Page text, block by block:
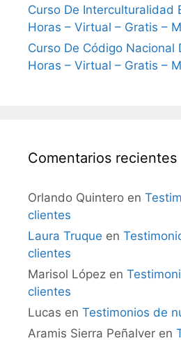
Curso De Interculturalidad
Horas – Virtual – Gratis –
Curso De Código Nacional
Horas – Virtual – Gratis –
Comentarios recientes
Orlando Quintero en
clientes
Laura Truque en
clientes
Marisol López en
clientes
Lucas en Testimonios de
Aramis Sierra Peñalver en